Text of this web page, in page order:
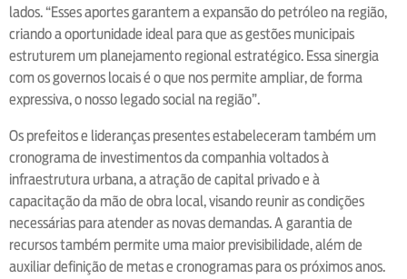
lados. “Esses aportes garantem a expansão do petróleo na região,
criando a oportunidade ideal para que as gestões municipais
estruturem um planejamento regional estratégico. Essa sinergia
com os governos locais é o que nos permite ampliar, de forma
expressiva, o nosso legado social na região”.
Os prefeitos e lideranças presentes estabeleceram também um
cronograma de investimentos da companhia voltados à
infraestrutura urbana, a atração de capital privado e à
capacitação da mão de obra local, visando reunir as condições
necessárias para atender as novas demandas. A garantia de
recursos também permite uma maior previsibilidade, além de
auxiliar definição de metas e cronogramas para os próximos anos.